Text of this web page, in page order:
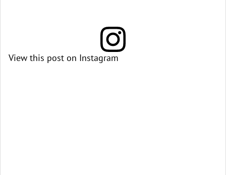
View this post on Instagram